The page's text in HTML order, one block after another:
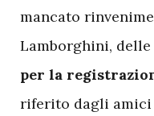
mancato
Lamborghini, delle
per la
riferito dagli amici